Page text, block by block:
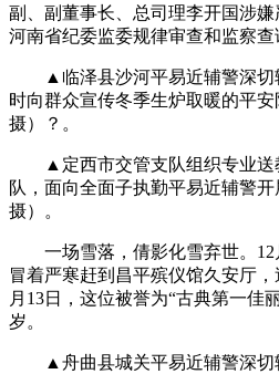
副、副董事长、总司理李开国涉
河南省纪委监委规律审查和监察查
▲临泽县沙河平易近辅警深切
时向群众宣传冬季生炉取暖的平
摄）？。
▲定西市交管支队组织专业送
队，面向全面子执勤平易近辅警
摄）。
一场雪落，倩影化雪弃世。12
冒着严寒赶到昌平殡仪馆久安厅
月13日，这位被誉为“古典第一佳
岁。
▲舟曲县城关平易近辅警深切